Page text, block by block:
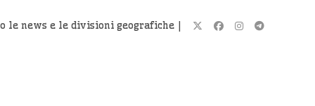
le news e le divisioni geografiche |